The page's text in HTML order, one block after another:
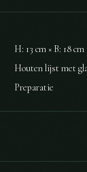
H: 13 cm × B: 18 cm
Houten lijst met
Preparatie